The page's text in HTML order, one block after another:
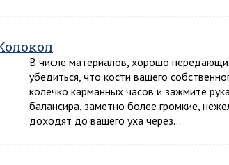
В числе материалов, хорошо
убедиться, что кости вашего
колечко карманных часов и зажмите
балансира, заметно более громкие,
доходят до вашего уха через…